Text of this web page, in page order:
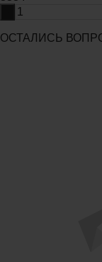
ОСТАЛИСЬ